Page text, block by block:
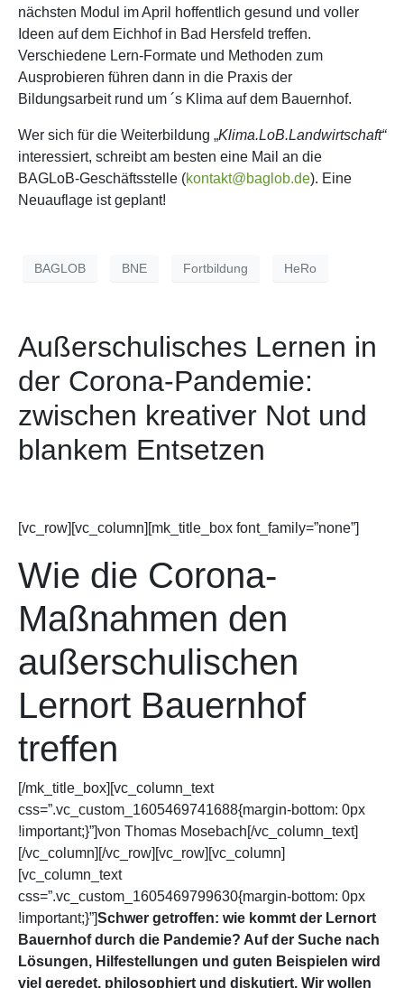
nächsten Modul im April hoffentlich gesund und voller
Ideen auf dem Eichhof in Bad Hersfeld treffen.
Verschiedene Lern-Formate und Methoden zum
Ausprobieren führen dann in die Praxis der
Bildungsarbeit rund um ´s Klima auf dem Bauernhof.
Wer sich für die Weiterbildung „Klima.LoB.Landwirtschaft“
interessiert, schreibt am besten eine Mail an die
BAGLoB-Geschäftsstelle (kontakt@baglob.de). Eine
Neuauflage ist geplant!
BAGLOB BNE Fortbildung HeRo
Außerschulisches Lernen in
der Corona-Pandemie:
zwischen kreativer Not und
blankem Entsetzen
[vc_row][vc_column][mk_title_box font_family=”none”]
Wie die Corona-
Maßnahmen den
außerschulischen
Lernort Bauernhof
treffen
[/mk_title_box][vc_column_text
css=”.vc_custom_1605469741688{margin-bottom: 0px
!important;}”]von Thomas Mosebach[/vc_column_text]
[/vc_column][/vc_row][vc_row][vc_column]
[vc_column_text
css=”.vc_custom_1605469799630{margin-bottom: 0px
!important;}”]Schwer getroffen: wie kommt der Lernort
Bauernhof durch die Pandemie? Auf der Suche nach
Lösungen, Hilfestellungen und guten Beispielen wird
viel geredet, philosophiert und diskutiert. Wir wollen